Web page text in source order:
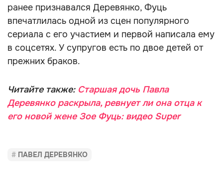
ранее признавался Деревянко, Фуць
впечатлилась одной из сцен популярного
сериала с его участием и первой написала ему
в соцсетях. У супругов есть по двое детей от
прежних браков.
Читайте также: Старшая дочь Павла
Деревянко раскрыла, ревнует ли она отца к
его новой жене Зое Фуць: видео Super
ПАВЕЛ ДЕРЕВЯНКО